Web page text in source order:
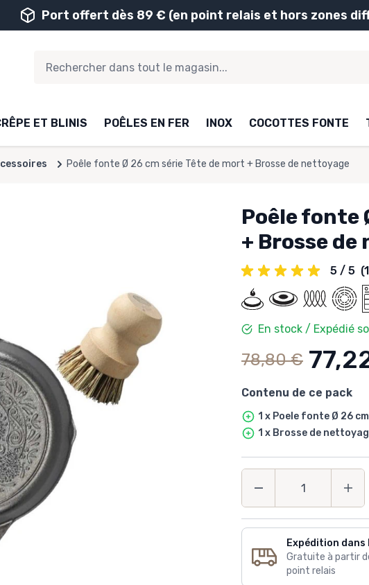
Port offert dès 89 € (en point relais et hors zones
ET BLINIS POÊLES EN FER INOX COCOTTES FONTE
Poêle fonte Ø 26 cm série Tête de mort + Brosse de nettoyage
Poêle fonte
+ Brosse
5 / 5
En stock / Expédié
78,80 €
Contenu de ce pack
1 x Poele fonte Ø 26
1 x Brosse de
Expédition dans
Gratuite à partir
point relais